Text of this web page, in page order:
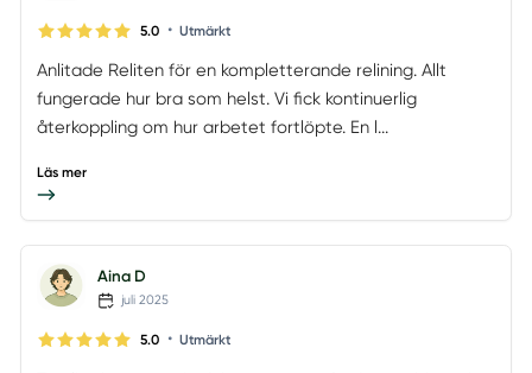
5.0 • Utmärkt
Anlitade Reliten för en kompletterande relining. Allt
fungerade hur bra som helst. Vi fick kontinuerlig
återkoppling om hur arbetet fortlöpte. En l...
Läs mer
Aina D
juli 2025
5.0 • Utmärkt